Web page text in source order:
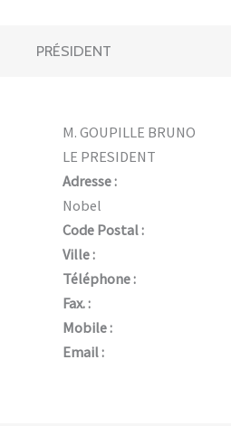
PRÉSIDENT
M. GOUPILLE BRUNO
LE PRESIDENT
Adresse :
Nobel
Code Postal :
Ville :
Téléphone :
Fax. :
Mobile :
Email :